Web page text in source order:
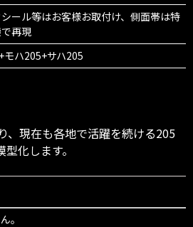
ール等はお客様お取付け、側面帯は特
再現
モハ205+サハ205
、現在も各地で活躍を続ける205
化します。
。